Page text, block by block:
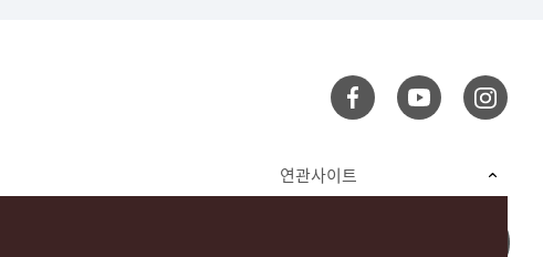
연관사이트